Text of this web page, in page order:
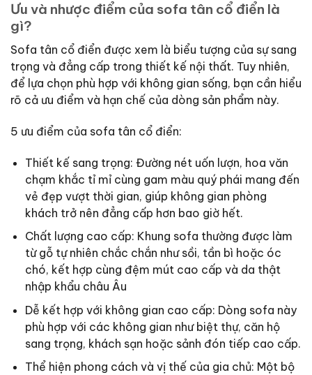
Ưu và nhược điểm của sofa tân cổ điển là
gì?
Sofa tân cổ điển được xem là biểu tượng của sự sang
trọng và đẳng cấp trong thiết kế nội thất. Tuy nhiên,
để lựa chọn phù hợp với không gian sống, bạn cần hiểu
rõ cả ưu điểm và hạn chế của dòng sản phẩm này.
5 ưu điểm của sofa tân cổ điển:
Thiết kế sang trọng: Đường nét uốn lượn, hoa văn
chạm khắc tỉ mỉ cùng gam màu quý phái mang đến
vẻ đẹp vượt thời gian, giúp không gian phòng
khách trở nên đẳng cấp hơn bao giờ hết.
Chất lượng cao cấp: Khung sofa thường được làm
từ gỗ tự nhiên chắc chắn như sồi, tần bì hoặc óc
chó, kết hợp cùng đệm mút cao cấp và da thật
nhập khẩu châu Âu
Dễ kết hợp với không gian cao cấp: Dòng sofa này
phù hợp với các không gian như biệt thự, căn hộ
sang trọng, khách sạn hoặc sảnh đón tiếp cao cấp.
Thể hiện phong cách và vị thế của gia chủ: Một bộ